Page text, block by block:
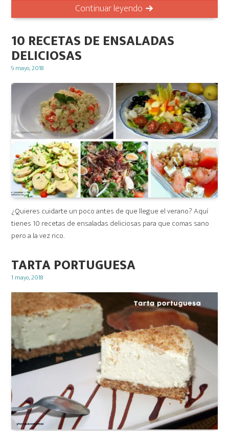
Continuar leyendo
10 RECETAS DE ENSALADAS
DELICIOSAS
Posted
9 mayo, 2018
¿Quieres cuidarte un poco antes de que llegue el verano? Aquí
tienes 10 recetas de ensaladas deliciosas para que comas sano
pero a la vez rico.
TARTA PORTUGUESA
Posted
1 mayo, 2018